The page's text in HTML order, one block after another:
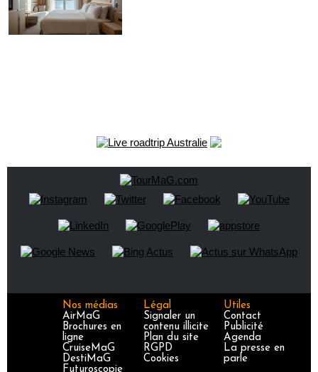
Nos médias
AirMaG
Brochures en
ligne
CruiseMaG
DestiMaG
Futuroscopie
Légal
Signaler un
contenu illicite
Plan du site
RGPD
Cookies
Utiles
Contact
Publicité
Agenda
La presse en
parle